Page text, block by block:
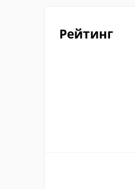
Рейтинг